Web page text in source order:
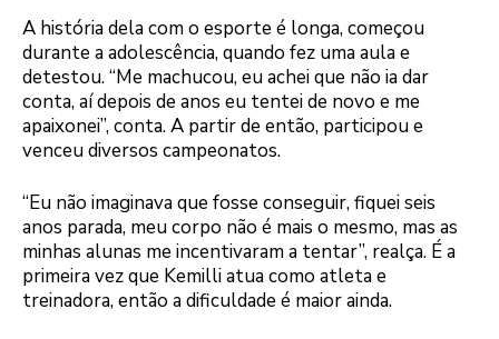
A história dela com o esporte é longa, começou
durante a adolescência, quando fez uma aula e
detestou. “Me machucou, eu achei que não ia dar
conta, aí depois de anos eu tentei de novo e me
apaixonei”, conta. A partir de então, participou e
venceu diversos campeonatos.
“Eu não imaginava que fosse conseguir, fiquei seis
anos parada, meu corpo não é mais o mesmo, mas as
minhas alunas me incentivaram a tentar”, realça. É a
primeira vez que Kemilli atua como atleta e
treinadora, então a dificuldade é maior ainda.